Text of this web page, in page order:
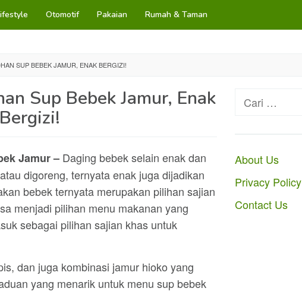
Otomotif Pakaian Rumah & Taman
SUP BEBEK JAMUR, ENAK BERGIZI!
Sup Bebek Jamur, Enak
Bergizi!
Jamur – Daging bebek selain enak dan
digoreng, ternyata enak juga dijadikan
bebek ternyata merupakan pilihan sajian
menjadi pilihan menu makanan yang
sebagai pilihan sajian khas untuk
dan juga kombinasi jamur hioko yang
yang menarik untuk menu sup bebek
Cari
About Us
Privacy Policy
Contact Us